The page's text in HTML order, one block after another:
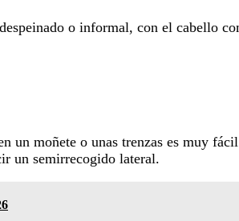
o informal, con el cabello
un moñete o unas trenzas es muy
un semirrecogido lateral.